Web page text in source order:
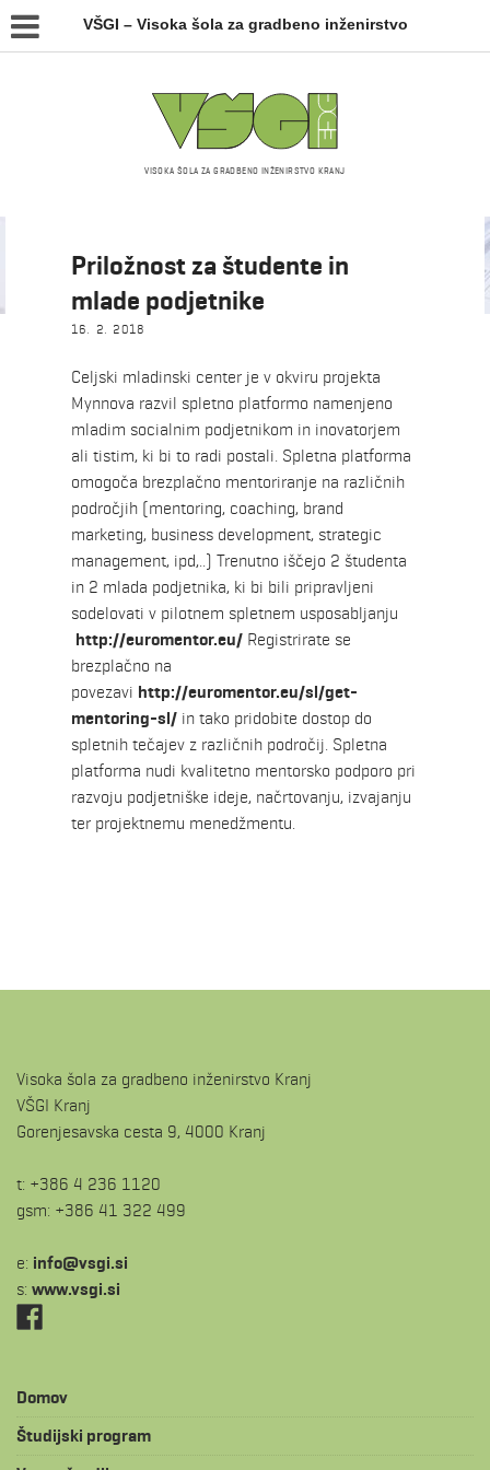
VŠGI – Visoka šola za gradbeno inženirstvo
VISOKA ŠOLA ZA GRADBENO INŽENIRSTVO KRANJ
NovicePriložnost za študente in
mlade podjetnike
16. 2. 2018
Celjski mladinski center je v okviru projekta
Mynnova razvil spletno platformo namenjeno
mladim socialnim podjetnikom in inovatorjem
ali tistim, ki bi to radi postali. Spletna platforma
omogoča brezplačno mentoriranje na različnih
področjih (mentoring, coaching, brand
marketing, business development, strategic
management, ipd,..) Trenutno iščejo 2 študenta
in 2 mlada podjetnika, ki bi bili pripravljeni
sodelovati v pilotnem spletnem usposabljanju
http://euromentor.eu/ Registrirate se
brezplačno na
povezavi http://euromentor.eu/sl/get-
mentoring-sl/ in tako pridobite dostop do
spletnih tečajev z različnih področij. Spletna
platforma nudi kvalitetno mentorsko podporo pri
razvoju podjetniške ideje, načrtovanju, izvajanju
ter projektnemu menedžmentu.
Visoka šola za gradbeno inženirstvo Kranj
VŠGI Kranj
Gorenjesavska cesta 9, 4000 Kranj
t: +386 4 236 1120
gsm: +386 41 322 499
e: is.igsv@ofni
s: www.vsgi.si
Domov
Študijski program